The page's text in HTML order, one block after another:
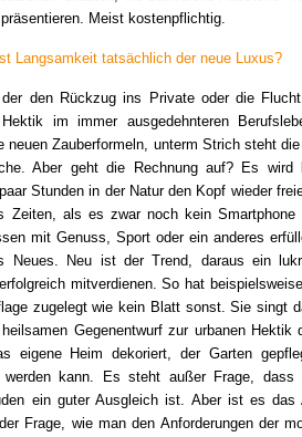
Meist kostenpflichtig.
Ist Langsamkeit tatsächlich der neue Luxus?
den Rückzug ins Private oder die
im immer ausgedehnteren
neuen Zauberformeln, unterm Strich steht
Aber geht die Rechnung auf? Es wird
Stunden in der Natur den Kopf wieder
Zeiten, als es zwar noch kein
mit Genuss, Sport oder ein anderes
Neues. Neu ist der Trend, daraus ein
mitverdienen. So hat
zugelegt wie kein Blatt sonst. Sie singt
Gegenentwurf zur urbanen Hektik
eigene Heim dekoriert, der Garten
kann. Es steht außer Frage,
ein guter Ausgleich ist. Aber ist es
Frage, wie man den Anforderungen der